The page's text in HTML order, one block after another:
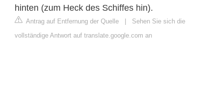
hinten (zum Heck des Schiffes hin).
Antrag auf Entfernung der Quelle | Sehen Sie sich die
vollständige Antwort auf translate.google.com an